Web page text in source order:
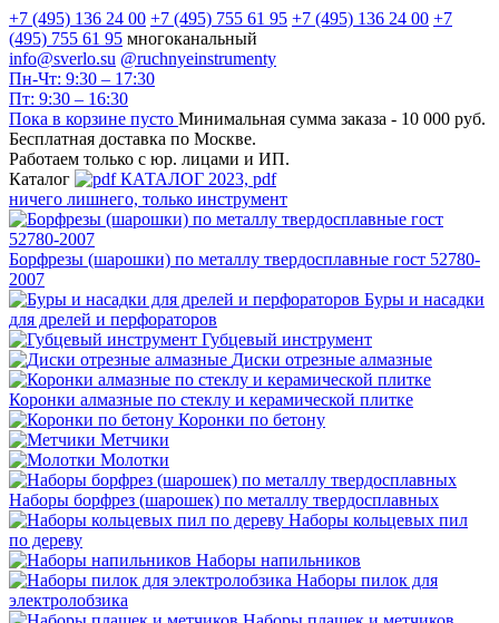
+7 (495) 136 24 00 +7 (495) 755 61 95 +7 (495) 136 24 00 +7
(495) 755 61 95 многоканальный
info@sverlo.su @ruchnyeinstrumenty
Пн-Чт: 9:30 – 17:30
Пт: 9:30 – 16:30
Пока в корзине пусто Минимальная сумма заказа - 10 000 руб.
Бесплатная доставка по Москве.
Работаем только с юр. лицами и ИП.
Каталог
КАТАЛОГ 2023, рdf
ничего лишнего, только инструмент
Борфрезы (шарошки) по металлу твердосплавные гост 52780-
2007
Буры и насадки
для дрелей и перфораторов
Губцевый инструмент
Диски отрезные алмазные
Коронки алмазные по стеклу и керамической плитке
Коронки по бетону
Метчики
Молотки
Наборы борфрез (шарошек) по металлу твердосплавных
Наборы кольцевых пил
по дереву
Наборы напильников
Наборы пилок для
электролобзика